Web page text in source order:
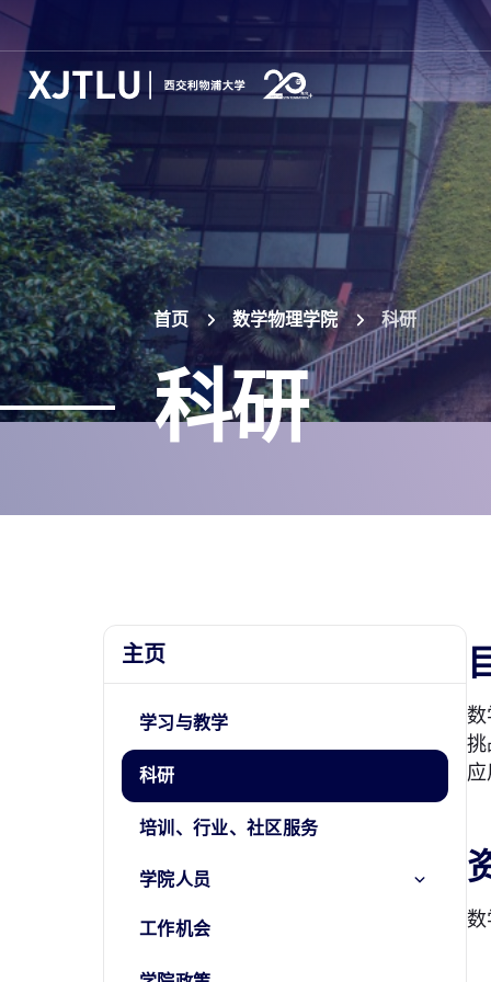
首页 数学物理学院 科研
科研
主页
学习与教学
科研
培训、行业、社区服务
学院人员
工作机会
数
挑
数